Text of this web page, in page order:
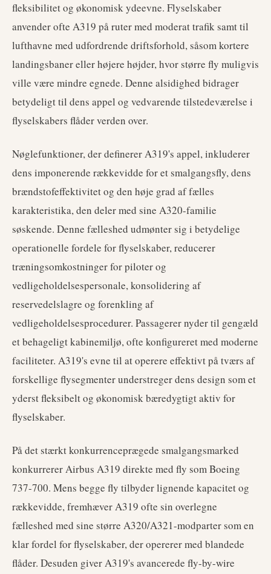
fleksibilitet og økonomisk ydeevne. Flyselskaber
anvender ofte A319 på ruter med moderat trafik samt til
lufthavne med udfordrende driftsforhold, såsom kortere
landingsbaner eller højere højder, hvor større fly muligvis
ville være mindre egnede. Denne alsidighed bidrager
betydeligt til dens appel og vedvarende tilstedeværelse i
flyselskabers flåder verden over.
Nøglefunktioner, der definerer A319's appel, inkluderer
dens imponerende rækkevidde for et smalgangsfly, dens
brændstofeffektivitet og den høje grad af fælles
karakteristika, den deler med sine A320-familie
søskende. Denne fælleshed udmønter sig i betydelige
operationelle fordele for flyselskaber, reducerer
træningsomkostninger for piloter og
vedligeholdelsespersonale, konsolidering af
reservedelslagre og forenkling af
vedligeholdelsesprocedurer. Passagerer nyder til gengæld
et behageligt kabinemiljø, ofte konfigureret med moderne
faciliteter. A319's evne til at operere effektivt på tværs af
forskellige flysegmenter understreger dens design som et
yderst fleksibelt og økonomisk bæredygtigt aktiv for
flyselskaber.
På det stærkt konkurrenceprægede smalgangsmarked
konkurrerer Airbus A319 direkte med fly som Boeing
737-700. Mens begge fly tilbyder lignende kapacitet og
rækkevidde, fremhæver A319 ofte sin overlegne
fælleshed med sine større A320/A321-modparter som en
klar fordel for flyselskaber, der opererer med blandede
flåder. Desuden giver A319's avancerede fly-by-wire